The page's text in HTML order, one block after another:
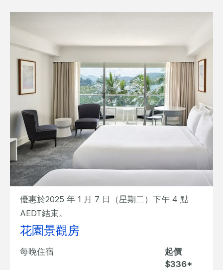
優惠於2025 年 1 月 7 日（星期二）下午 4 點
AEDT結束。
花園景觀房
每晚住宿
起價
$336*